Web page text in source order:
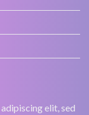
elit, sed